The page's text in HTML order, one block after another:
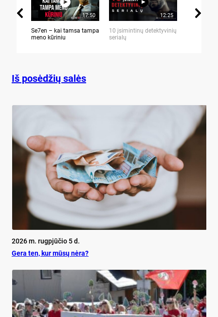
17:50
Se7en – kai tamsa tampa
meno kūriniu
12:25
10 įsimintinų detektyvinių
serialų
Iš posėdžių salės
2026 m. rugpjūčio 5 d.
Ge­ra ten, kur mū­sų nė­ra?